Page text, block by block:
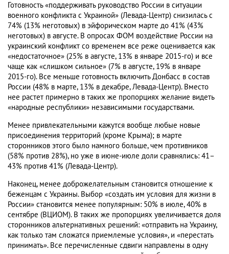
Готовность «поддерживать руководство России в ситуации
военного конфликта с Украиной» (Левада-Центр) снизилась с
74% (13% неготовых) в эйфорическом марте до 41% (43%
неготовых) в августе. В опросах ФОМ воздействие России на
украинский конфликт со временем все реже оценивается как
«недостаточное» (25% в августе, 13% в январе 2015-го) и все
чаще как «слишком сильное» (7% в августе, 19% в январе
2015-го). Все меньше готовность включить Донбасс в состав
России (48% в марте, 13% в декабре, Левада-Центр). Вместо
нее растет примерно в таких же пропорциях желание видеть
«народные республики» независимыми государствами.
Менее привлекательными кажутся вообще любые новые
присоединения территорий (кроме Крыма); в марте
сторонников этого было намного больше, чем противников
(58% против 28%), но уже в июне-июле доли сравнялись: 41–
43% против 41% (Левада-Центр).
Наконец, менее доброжелательным становится отношение к
беженцам с Украины. Выбор «создать им условия для жизни в
России» становится менее популярным: 50% в июле, 40% в
сентябре (ВЦИОМ). В таких же пропорциях увеличивается доля
сторонников альтернативных решений: «отправить на Украину,
как только там сложатся приемлемые условия», и «перестать
принимать». Все перечисленные сдвиги направлены в одну